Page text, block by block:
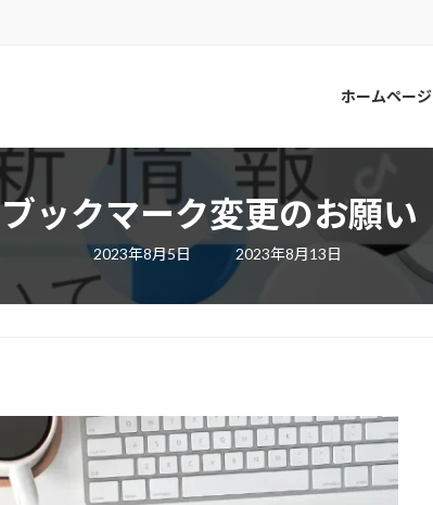
ホームページ
ブックマーク変更のお願い
2023年8月5日
最
終
2023年8月13日